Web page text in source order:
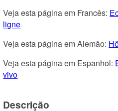
Veja esta página em Francês:
ligne
Veja esta página em Alemão:
Veja esta página em Espanhol:
vivo
Descrição